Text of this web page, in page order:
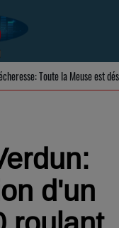
Toute la Meuse est
d'un